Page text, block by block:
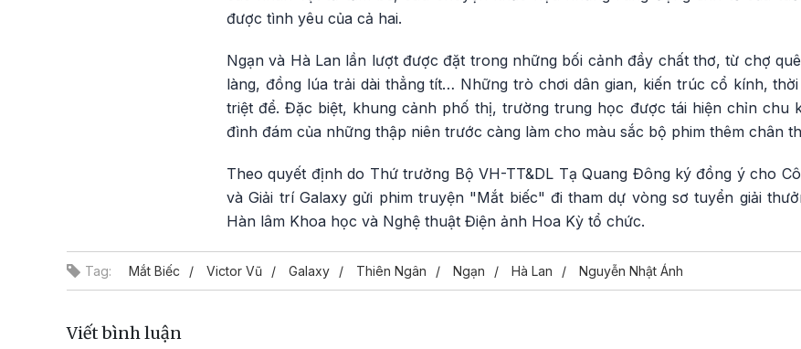
được tình yêu của cả hai.
Ngạn và Hà Lan lần lượt được đặt trong những bối cảnh đầy chất thơ, từ chợ
làng, đồng lúa trải dài thẳng tít… Những trò chơi dân gian, kiến trúc cổ kính,
triệt để. Đặc biệt, khung cảnh phố thị, trường trung học được tái hiện chỉn chu
đình đám của những thập niên trước càng làm cho màu sắc bộ phim thêm chân
Theo quyết định do Thứ trưởng Bộ VH-TT&DL Tạ Quang Đông ký đồng ý cho
và Giải trí Galaxy gửi phim truyện "Mắt biếc" đi tham dự vòng sơ tuyển giải
Hàn lâm Khoa học và Nghệ thuật Điện ảnh Hoa Kỳ tổ chức.
Tag: Mắt Biếc Victor Vũ Galaxy Thiên Ngân Ngạn Hà Lan Nguyễn Nhật Ánh
Viết bình luận